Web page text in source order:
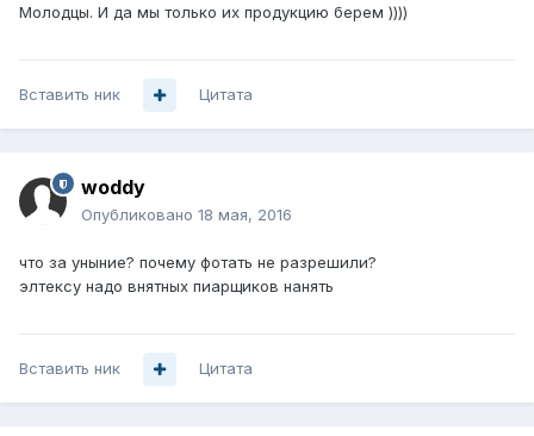
Молодцы. И да мы только их продукцию берем ))))
Вставить ник Цитата
woddy
Опубликовано 18 мая, 2016
что за уныние? почему фотать не разрешили?
элтексу надо внятных пиарщиков нанять
Вставить ник Цитата